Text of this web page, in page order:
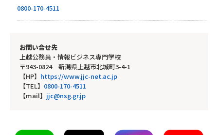
0800-170-4511
お問い合せ先
上越公務員・情報ビジネス専門学校
〒943-0824 新潟県上越市北城町3-4-1
【HP】 https://www.jjc-net.ac.jp
【TEL】 0800-170-4511
【mail】 jjc@nsg.gr.jp